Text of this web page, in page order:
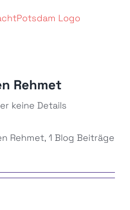
Rehmet
keine Details
Rehmet, 1 Blog Beiträge